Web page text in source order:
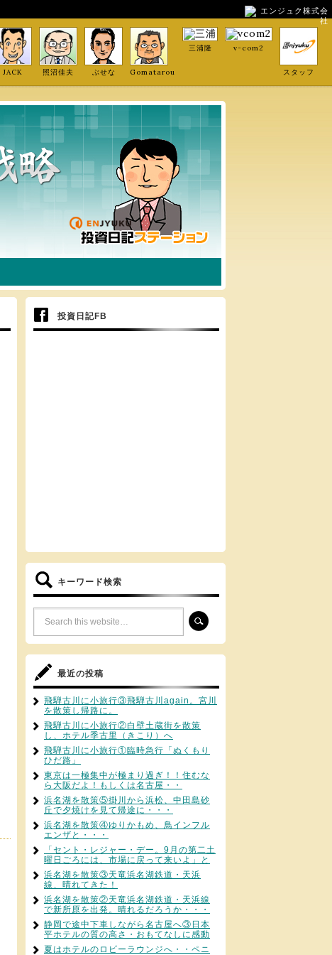
エンジュク株式会
社
JACK 照沼佳夫 ぶせな Gomatarou
三浦隆 v-com2
スタッフ
投資日記FB
キーワード検索
最近の投稿
飛騨古川に小旅行③飛騨古川again。宮川
を散策し帰路に。
飛騨古川に小旅行②白壁土蔵街を散策
し、ホテル季古里（きこり）へ
飛騨古川に小旅行①臨時急行「ぬくもり
ひだ路」
東京は一極集中が極まり過ぎ！！住むな
ら大阪だよ！もしくは名古屋・・
浜名湖を散策⑤掛川から浜松、中田島砂
丘で夕焼けを見て帰途に・・・
浜名湖を散策④ゆりかもめ、鳥インフル
エンザと・・・
「セント・レジャー・デー。9月の第二土
曜日ごろには、市場に戻って来いよ」と
浜名湖を散策③天竜浜名湖鉄道・天浜
線、晴れてきた！
浜名湖を散策②天竜浜名湖鉄道・天浜線
で新所原を出発。晴れるだろうか・・・
静岡で途中下車しながら名古屋へ③日本
平ホテルの質の高さ・おもてなしに感動
夏はホテルのロビーラウンジへ・・ペニ